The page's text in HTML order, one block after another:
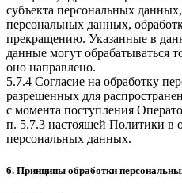
субъекта персональных
персональных данных,
прекращению. Указанные в
данные могут обрабатываться
оно направлено.
5.7.4 Согласие на обработку
разрешенных для
с момента поступления
п. 5.7.3 настоящей Политики в
персональных данных.
6. Принципы обработки